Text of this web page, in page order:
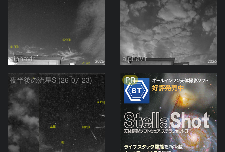
alphavir alphavir
夜半後の流星S (26-07-23) PR